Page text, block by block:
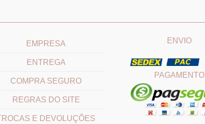
EMPRESA
ENTREGA
COMPRA SEGURO
REGRAS DO SITE
TROCAS E DEVOLUÇÕES
ENVIO
PAGAMENTO